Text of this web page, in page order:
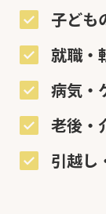
子ども
就職・
病気・
老後・
引越し